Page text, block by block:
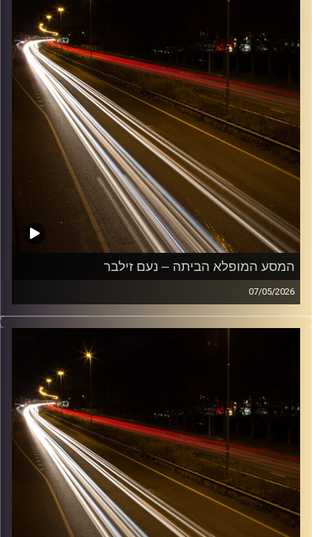
המסע המופלא הביתה – נעם זילבר
07/05/2026
מוזיקה שתלווה אותנו אחרי יום עבודה ארוך ותחזיר אותנו
הביתה בשלום עם נעם זילבר
קרדיט תמונות: